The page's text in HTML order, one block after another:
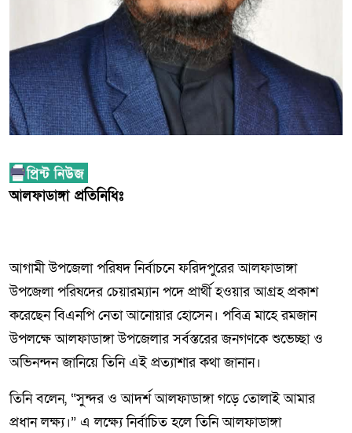
আলফাডাঙ্গা প্রতিনিধিঃ
আগামী উপজেলা পরিষদ নির্বাচনে ফরিদপুরের আলফাডাঙ্গা
উপজেলা পরিষদের চেয়ারম্যান পদে প্রার্থী হওয়ার আগ্রহ প্রকাশ
করেছেন বিএনপি নেতা আনোয়ার হোসেন। পবিত্র মাহে রমজান
উপলক্ষে আলফাডাঙ্গা উপজেলার সর্বস্তরের জনগণকে শুভেচ্ছা ও
অভিনন্দন জানিয়ে তিনি এই প্রত্যাশার কথা জানান।
তিনি বলেন, “সুন্দর ও আদর্শ আলফাডাঙ্গা গড়ে তোলাই আমার
প্রধান লক্ষ্য।” এ লক্ষ্যে নির্বাচিত হলে তিনি আলফাডাঙ্গা